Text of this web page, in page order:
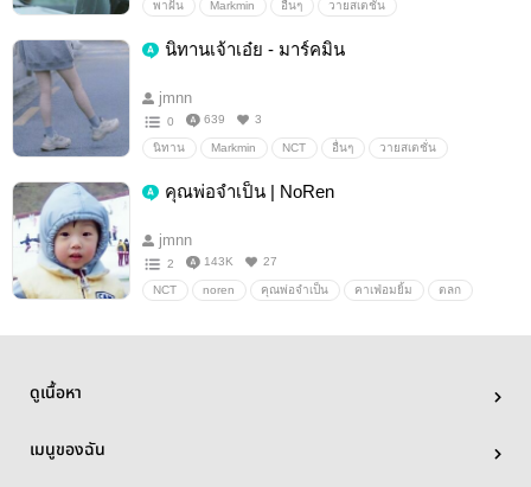
พาฝัน Markmin อื่นๆ วายสเตชั่น
นิทานเจ้าเอ๋ย - มาร์คมิน
jmnn
0 639 3
นิทาน Markmin NCT อื่นๆ วายสเตชั่น
คุณพ่อจำเป็น | NoRen
jmnn
2 143K 27
NCT noren คุณพ่อจำเป็น คาเฟ่อมยิ้ม ตลก
ดูเนื้อหา
เมนูของฉัน